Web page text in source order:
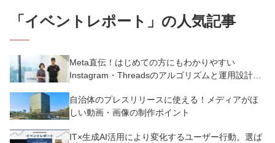
「 イベントレポート 」の人気記事
Meta直伝！はじめての方にもわかりやすい
Instagram・Threadsのアルゴリズムと運用設計｜
自治体のプレスリリースに使える！メディアがほ
しい動画・画像の制作ポイント
IT×生成AI活用により変化するユーザー行動。選ば